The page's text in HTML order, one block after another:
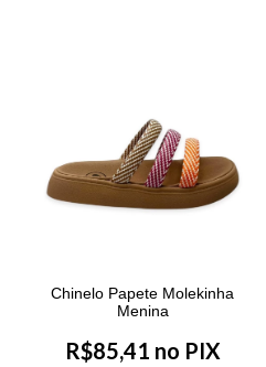
Chinelo Papete Molekinha
Menina
R$85,41 no PIX